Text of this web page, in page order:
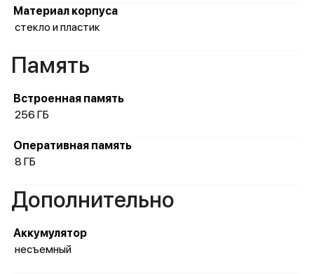
Материал корпуса
стекло и пластик
Память
Встроенная память
256 ГБ
Оперативная память
8 ГБ
Дополнительно
Аккумулятор
несъемный